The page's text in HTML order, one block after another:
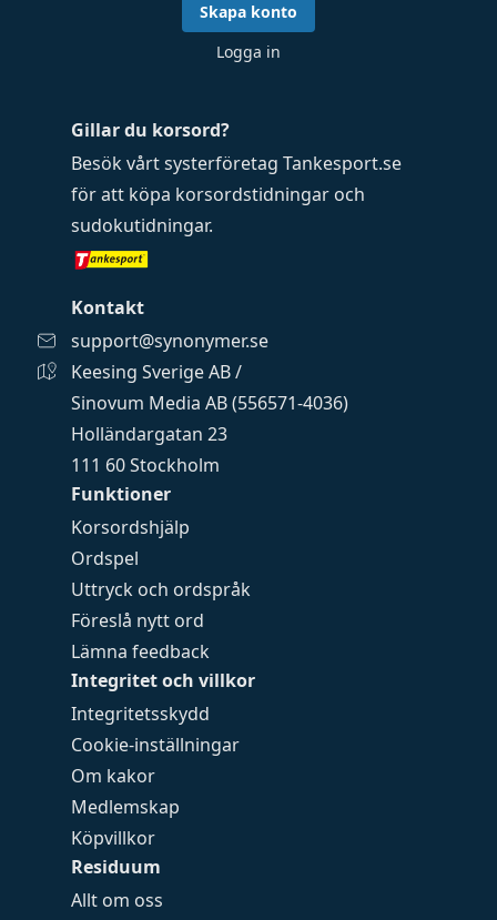
Funktioner
Korsordshjälp
Ordspel
Uttryck och ordspråk
Föreslå nytt ord
Lämna feedback
Integritet och villkor
Integritetsskydd
Cookie-inställningar
Om kakor
Medlemskap
Köpvillkor
Residuum
Allt om oss
Gillar du korsord?
Besök vårt systerföretag Tankesport.se
för att köpa korsordstidningar och
sudokutidningar.
Kontakt
support@synonymer.se
Keesing Sverige AB /
Sinovum Media AB (556571-4036)
Holländargatan 23
111 60 Stockholm
Skapa konto
Logga in